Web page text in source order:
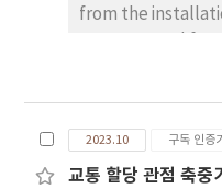
from the
enforcement,
by VISUM, a
software. We
2023.10 구독 인증
교통 할당 관점 축중